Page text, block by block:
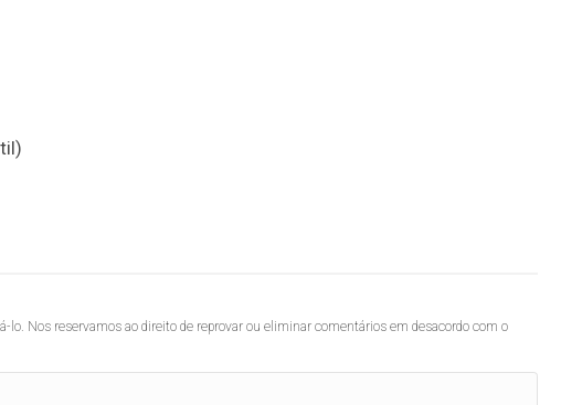
lo. Nos reservamos ao direito de reprovar ou eliminar comentários em desacordo com o